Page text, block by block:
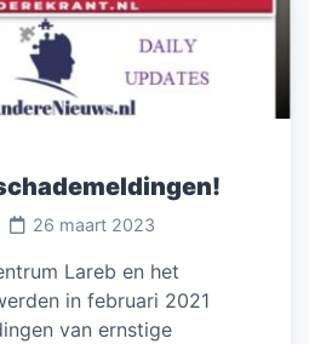
26 maart 2023
Lareb en het
in februari 2021
van ernstige